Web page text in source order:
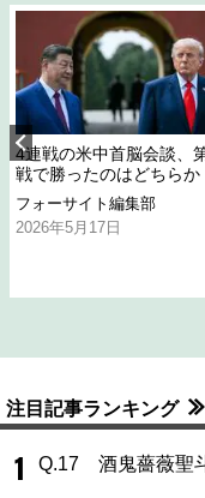
4連戦の米中首脳会談、
戦で勝ったのはどちらか
フォーサイト編集部
2026年5月17日
注目記事ランキング
1 Q.17 酒鬼薔薇聖